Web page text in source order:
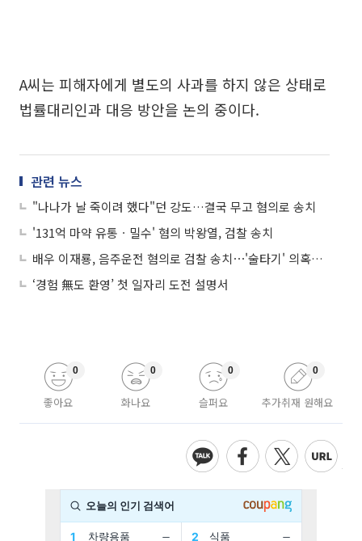
A씨는 피해자에게 별도의 사과를 하지 않은 상태로
법률대리인과 대응 방안을 논의 중이다.
관련 뉴스
"나나가 날 죽이려 했다"던 강도…결국 무고 혐의로 송치
'131억 마약 유통ㆍ밀수' 혐의 박왕열, 검찰 송치
배우 이재룡, 음주운전 혐의로 검찰 송치⋯'술타기' 의혹도 인정
‘경험 無도 환영’ 첫 일자리 도전 설명서
좋아요
0
화나요
0
슬퍼요
0
추가취재 원해요
0